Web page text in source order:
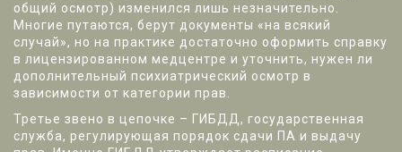
общий осмотр) изменился лишь незначительно.
Многие путаются, берут документы «на всякий
случай», но на практике достаточно оформить справку
в лицензированном медцентре и уточнить, нужен ли
дополнительный психиатрический осмотр в
зависимости от категории прав.
Третье звено в цепочке – ГИБДД , государственная
служба, регулирующая порядок сдачи ПА и выдачу